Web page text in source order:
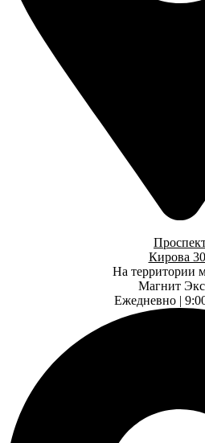
Кирова
На территории
Магнит
Ежедневно |